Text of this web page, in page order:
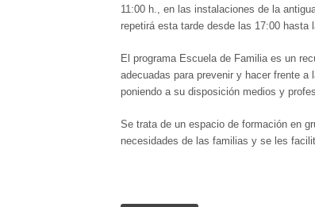
11:00 h., en las instalaciones de la
repetirá esta tarde desde las 17:00 hasta
El programa Escuela de Familia es un
adecuadas para prevenir y hacer frente
poniendo a su disposición medios y
Se trata de un espacio de formación en
necesidades de las familias y se les